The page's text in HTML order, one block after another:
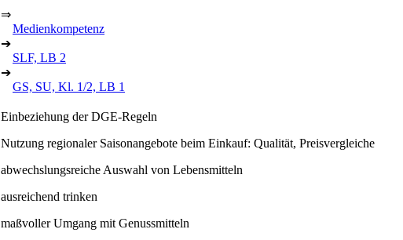
⇒
Medienkompetenz
➔
SLF, LB 2
➔
GS, SU, Kl. 1/2, LB 1
Einbeziehung der DGE-Regeln
Nutzung regionaler Saisonangebote beim Einkauf: Qualität, Preisvergleiche
abwechslungsreiche Auswahl von Lebensmitteln
ausreichend trinken
maßvoller Umgang mit Genussmitteln